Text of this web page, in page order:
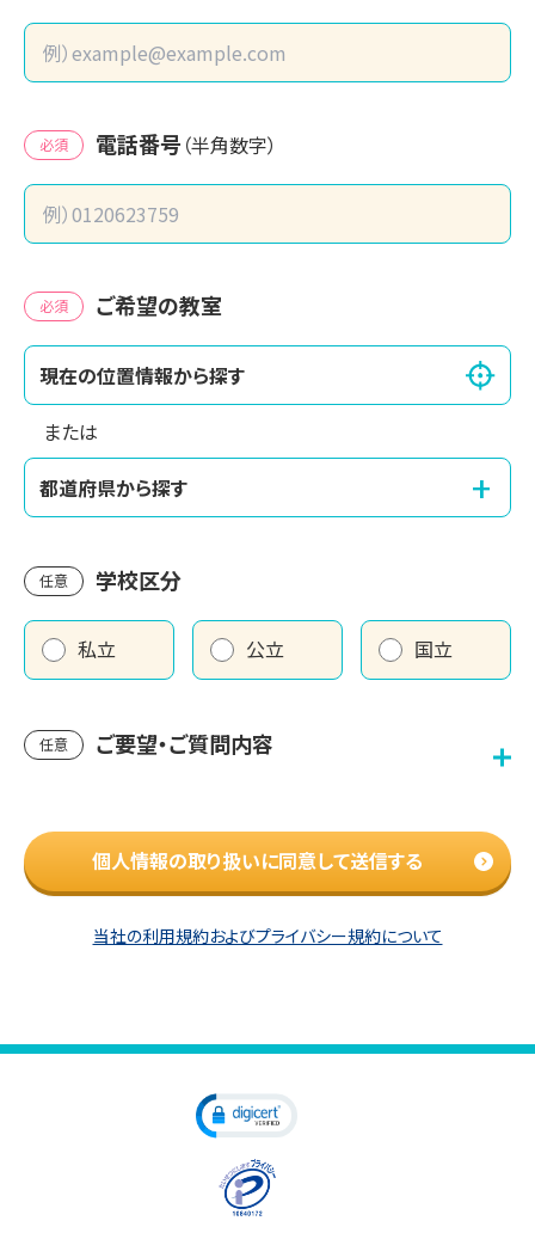
必須 電話番号 （半角数字）
必須 ご希望の教室
現在の位置情報から探す
または
都道府県から探す
+
任意 学校区分
私立 公立 国立
任意 ご要望・ご質問内容
個人情報の取り扱いに同意して送信する
当社の利用規約およびプライバシー規約について